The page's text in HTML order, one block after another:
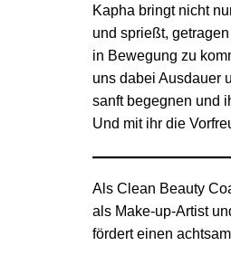
Kapha bringt nicht
und sprießt,
in Bewegung zu
uns dabei Ausdauer
sanft begegnen und
Und mit ihr die
Als Clean Beauty
als Make-up-Artist
fördert einen